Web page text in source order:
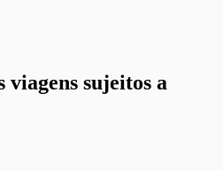
sujeitos a